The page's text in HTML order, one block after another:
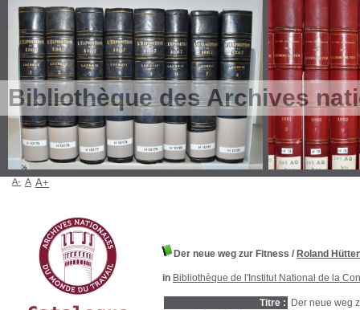
Bibliothèque des Archives
Der neue weg zur Fitness / Roland
in Bibliothèque de l'Institut National de la
Titre :
Der neue weg
A- A A+